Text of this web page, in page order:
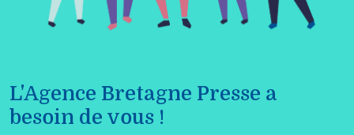
L'Agence Bretagne Presse a
besoin de vous !